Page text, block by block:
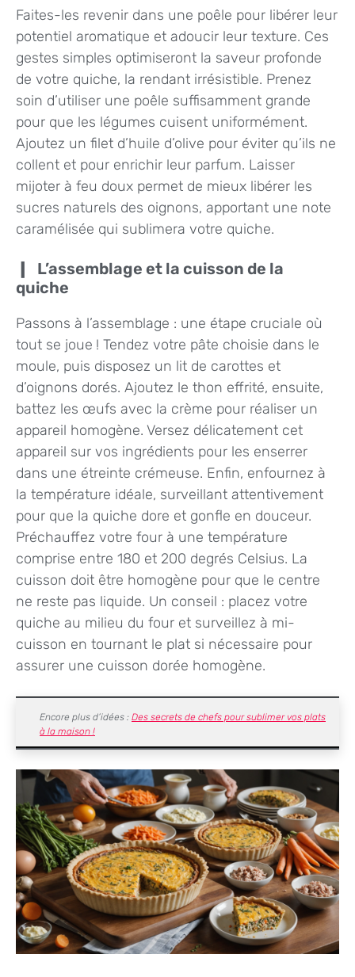
Faites-les revenir dans une poêle pour libérer leur
potentiel aromatique et adoucir leur texture. Ces
gestes simples optimiseront la saveur profonde
de votre quiche, la rendant irrésistible. Prenez
soin d’utiliser une poêle suffisamment grande
pour que les légumes cuisent uniformément.
Ajoutez un filet d’huile d’olive pour éviter qu’ils ne
collent et pour enrichir leur parfum. Laisser
mijoter à feu doux permet de mieux libérer les
sucres naturels des oignons, apportant une note
caramélisée qui sublimera votre quiche.
L’assemblage et la cuisson de la
quiche
Passons à l’assemblage : une étape cruciale où
tout se joue ! Tendez votre pâte choisie dans le
moule, puis disposez un lit de carottes et
d’oignons dorés. Ajoutez le thon effrité, ensuite,
battez les œufs avec la crème pour réaliser un
appareil homogène. Versez délicatement cet
appareil sur vos ingrédients pour les enserrer
dans une étreinte crémeuse. Enfin, enfournez à
la température idéale, surveillant attentivement
pour que la quiche dore et gonfle en douceur.
Préchauffez votre four à une température
comprise entre 180 et 200 degrés Celsius. La
cuisson doit être homogène pour que le centre
ne reste pas liquide. Un conseil : placez votre
quiche au milieu du four et surveillez à mi-
cuisson en tournant le plat si nécessaire pour
assurer une cuisson dorée homogène.
Encore plus d’idées : Des secrets de chefs pour sublimer vos plats
à la maison !